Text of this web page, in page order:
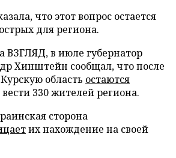
что этот вопрос остается
для региона.
ВЗГЛЯД, в июле губернатор
Хинштейн сообщал, что после
область остаются
330 жителей региона.
сторона
их нахождение на своей